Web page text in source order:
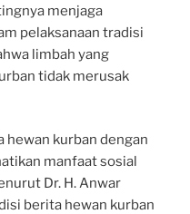
menjaga
pelaksanaan tradisi
limbah yang
tidak merusak
hewan kurban dengan
manfaat sosial
Dr. H. Anwar
berita hewan kurban